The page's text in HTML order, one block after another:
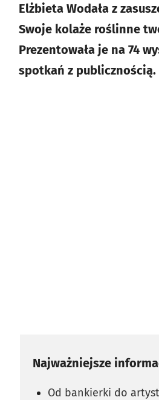
Elżbieta Wodała z
Swoje kolaże roślinne
Prezentowała je na 74
spotkań z
Najważniejsze
Od bankierki do